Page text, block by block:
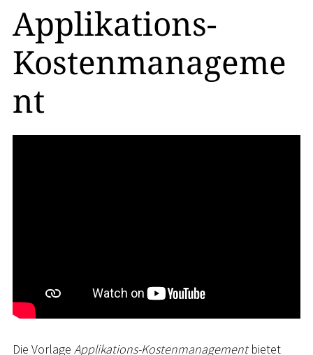
Applikations-
Kostenmanageme
nt
Die Vorlage Applikations-Kostenmanagementbietet